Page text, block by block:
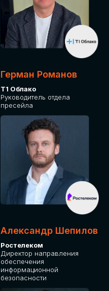
Герман Романов
Т1 Облако
Руководитель отдела
пресейла
Александр Шепилов
Ростелеком
Директор направления
обеспечения
информационной
безопасности